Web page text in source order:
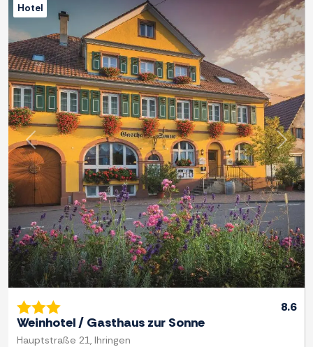
Previous Next
Hotel
8.6
Weinhotel / Gasthaus zur Sonne
Hauptstraße 21, Ihringen